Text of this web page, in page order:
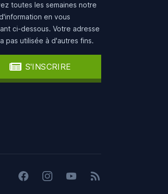
toutes les semaines notre
en vous
ci-dessous. Votre adresse
pas utilisée à d'autres fins.
S'INSCRIRE
FacebookInstagramYouTubeFlux RSS